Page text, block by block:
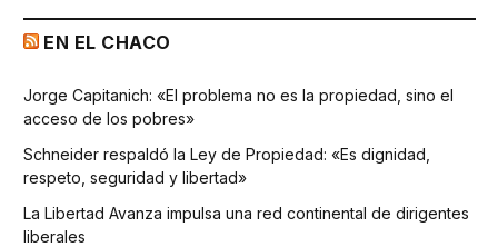
EN EL CHACO
Jorge Capitanich: «El problema no es la propiedad, sino el
acceso de los pobres»
Schneider respaldó la Ley de Propiedad: «Es dignidad,
respeto, seguridad y libertad»
La Libertad Avanza impulsa una red continental de dirigentes
liberales